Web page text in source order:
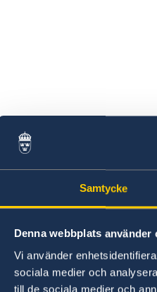
Samtycke
Denna webbplats använder
Vi använder
sociala medier och
till de sociala medier och